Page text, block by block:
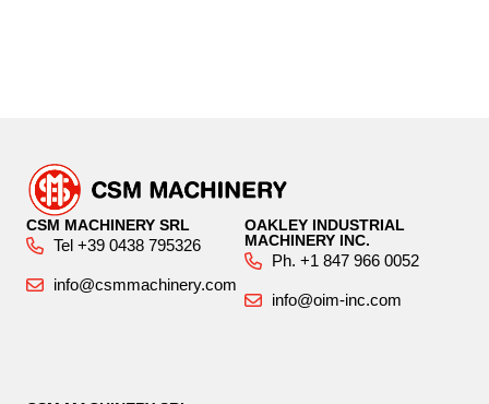
CSM MACHINERY SRL
Tel +39 0438 795326
info@csmmachinery.com
OAKLEY INDUSTRIAL
MACHINERY INC.
Ph. +1 847 966 0052
info@oim-inc.com